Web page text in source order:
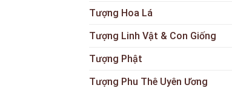
Tượng Hoa Lá
Tượng Linh Vật & Con Giống
Tượng Phật
Tượng Phu Thê Uyên Ương